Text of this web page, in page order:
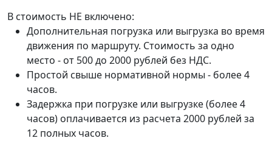
В стоимость НЕ включено:
Дополнительная погрузка или выгрузка во время
движения по маршруту. Стоимость за одно
место - от 500 до 2000 рублей без НДС.
Простой свыше нормативной нормы - более 4
часов.
Задержка при погрузке или выгрузке (более 4
часов) оплачивается из расчета 2000 рублей за
12 полных часов.